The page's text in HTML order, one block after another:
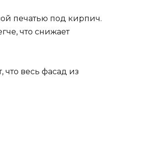
печатью под кирпич.
что снижает
что весь фасад из